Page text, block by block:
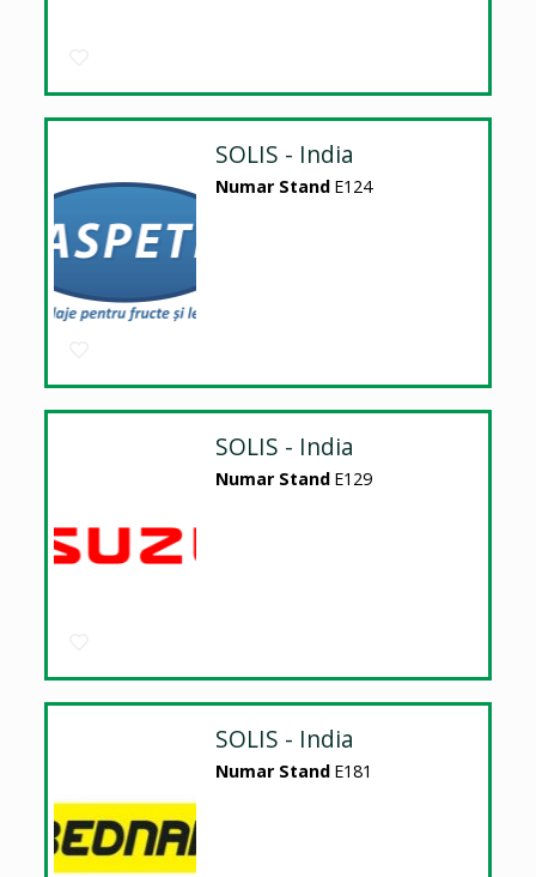
SOLIS - India
Numar Stand E124
SOLIS - India
Numar Stand E129
SOLIS - India
Numar Stand E181